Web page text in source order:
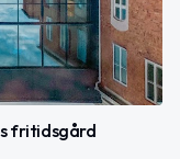
fritidsgård